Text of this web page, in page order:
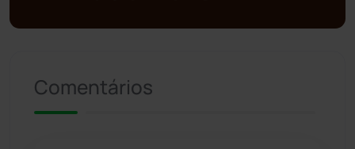
Presidente Jânio Qu... (125)
Rio de Contas
Comentários